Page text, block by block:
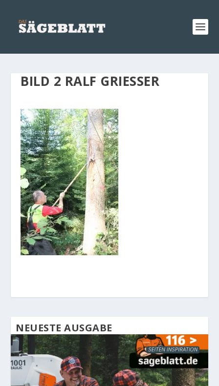
BILD 2 RALF GRIESSER
NEUESTE AUSGABE